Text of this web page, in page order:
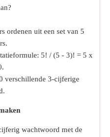
ordenen uit een set van 5
5! / (5 - 3)! = 5 x
verschillende 3-cijferige
wachtwoord met de